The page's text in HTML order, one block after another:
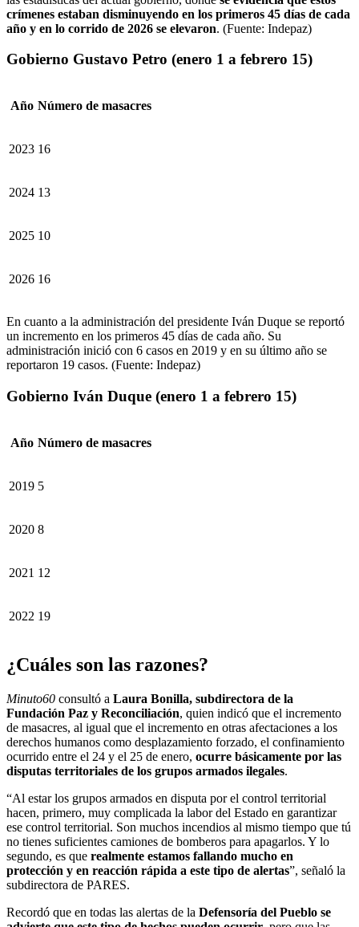
crímenes estaban disminuyendo en los primeros 45 días de cada
año y en lo corrido de 2026 se elevaron. (Fuente: Indepaz)
Gobierno Gustavo Petro (enero 1 a febrero 15)
Año Número de masacres
2023 16
2024 13
2025 10
2026 16
En cuanto a la administración del presidente Iván Duque se reportó
un incremento en los primeros 45 días de cada año. Su
administración inició con 6 casos en 2019 y en su último año se
reportaron 19 casos. (Fuente: Indepaz)
Gobierno Iván Duque (enero 1 a febrero 15)
Año Número de masacres
2019 5
2020 8
2021 12
2022 19
¿Cuáles son las razones?
Minuto60 consultó a Laura Bonilla, subdirectora de la
Fundación Paz y Reconciliación, quien indicó que el incremento
de masacres, al igual que el incremento en otras afectaciones a los
derechos humanos como desplazamiento forzado, el confinamiento
ocurrido entre el 24 y el 25 de enero, ocurre básicamente por las
disputas territoriales de los grupos armados ilegales.
“Al estar los grupos armados en disputa por el control territorial
hacen, primero, muy complicada la labor del Estado en garantizar
ese control territorial. Son muchos incendios al mismo tiempo que tú
no tienes suficientes camiones de bomberos para apagarlos. Y lo
segundo, es que realmente estamos fallando mucho en
protección y en reacción rápida a este tipo de alertas”, señaló la
subdirectora de PARES.
Recordó que en todas las alertas de la Defensoría del Pueblo se